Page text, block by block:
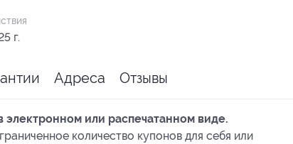
г.
Адреса Отзывы
или распечатанном виде.
количество купонов для себя или